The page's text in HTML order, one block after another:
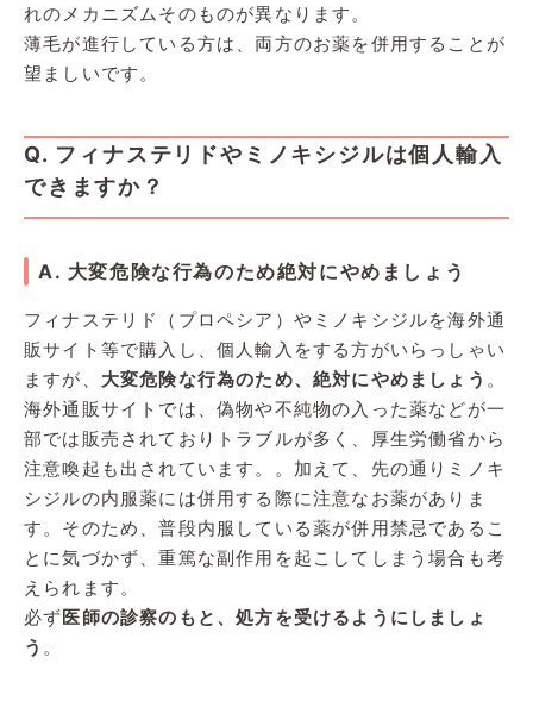
れのメカニズムそのものが異なります。
薄毛が進行している方は、両方のお薬を併用することが
望ましいです。
Q. フィナステリドやミノキシジルは個人輸入
できますか？
A. 大変危険な行為のため絶対にやめましょう
フィナステリド（プロペシア）やミノキシジルを海外通
販サイト等で購入し、個人輸入をする方がいらっしゃい
ますが、 大変危険な行為のため、絶対にやめましょう 。
海外通販サイトでは、偽物や不純物の入った薬などが一
部では販売されておりトラブルが多く、厚生労働省から
注意喚起も出されています。。加えて、先の通りミノキ
シジルの内服薬には併用する際に注意なお薬がありま
す。そのため、普段内服している薬が併用禁忌であるこ
とに気づかず、重篤な副作用を起こしてしまう場合も考
えられます。
必ず医師の診察のもと、処方を受けるようにしましょ
う 。